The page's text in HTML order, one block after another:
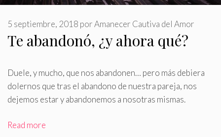
Te abandonó, ¿y ahora qué?
5 septiembre, 2018 porAmanecer Cautiva del Amor
Duele, y mucho, que nos abandonen… pero más debiera
dolernos que tras el abandono de nuestra pareja, nos
dejemos estar y abandonemos a nosotras mismas.
Read more